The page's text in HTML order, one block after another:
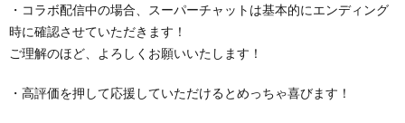
・コラボ配信中の場合、スーパーチャットは基本的にエンディング
時に確認させていただきます！
ご理解のほど、よろしくお願いいたします！
・高評価を押して応援していただけるとめっちゃ喜びます！